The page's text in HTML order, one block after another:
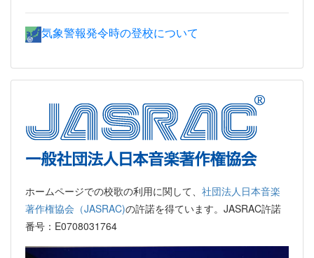
気象警報発令時の登校について
ホームページでの校歌の利用に関して、 社団法人日本音楽
著作権協会（JASRAC)の許諾を得ています。JASRAC許諾
番号：E0708031764